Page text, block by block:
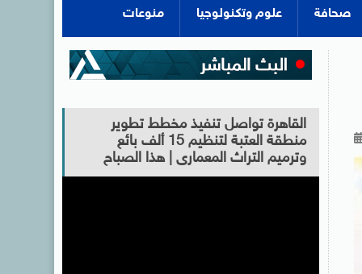
صحافة علوم وتكنولوجيا منوعات
القاهرة تواصل تنفيذ مخطط تطوير
منطقة العتبة لتنظيم 15 ألف بائع
وترميم التراث المعمارى | هذا الصباح